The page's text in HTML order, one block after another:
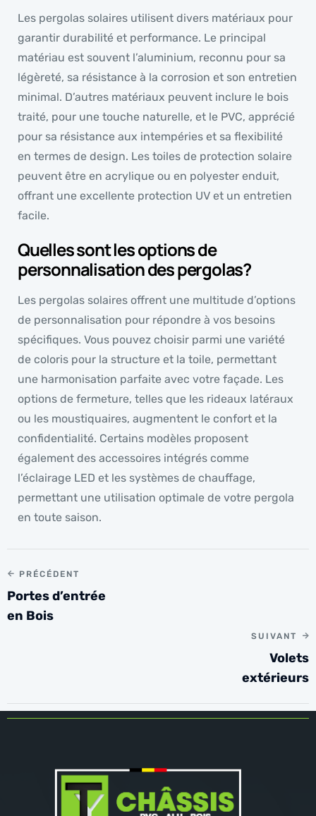
Les pergolas solaires utilisent divers matériaux pour
garantir durabilité et performance. Le principal
matériau est souvent l’aluminium, reconnu pour sa
légèreté, sa résistance à la corrosion et son entretien
minimal. D’autres matériaux peuvent inclure le bois
traité, pour une touche naturelle, et le PVC, apprécié
pour sa résistance aux intempéries et sa flexibilité
en termes de design. Les toiles de protection solaire
peuvent être en acrylique ou en polyester enduit,
offrant une excellente protection UV et un entretien
facile.
Quelles sont les options de
personnalisation des pergolas?
Les pergolas solaires offrent une multitude d’options
de personnalisation pour répondre à vos besoins
spécifiques. Vous pouvez choisir parmi une variété
de coloris pour la structure et la toile, permettant
une harmonisation parfaite avec votre façade. Les
options de fermeture, telles que les rideaux latéraux
ou les moustiquaires, augmentent le confort et la
confidentialité. Certains modèles proposent
également des accessoires intégrés comme
l’éclairage LED et les systèmes de chauffage,
permettant une utilisation optimale de votre pergola
en toute saison.
PRÉCÉDENT
Portes d’entrée
en Bois
SUIVANT
Volets
extérieurs